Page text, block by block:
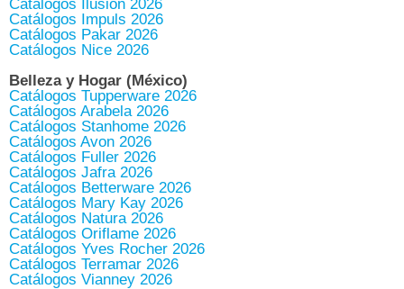
Catálogos Ilusión 2026
Catálogos Impuls 2026
Catálogos Pakar 2026
Catálogos Nice 2026
Belleza y Hogar (México)
Catálogos Tupperware 2026
Catálogos Arabela 2026
Catálogos Stanhome 2026
Catálogos Avon 2026
Catálogos Fuller 2026
Catálogos Jafra 2026
Catálogos Betterware 2026
Catálogos Mary Kay 2026
Catálogos Natura 2026
Catálogos Oriflame 2026
Catálogos Yves Rocher 2026
Catálogos Terramar 2026
Catálogos Vianney 2026